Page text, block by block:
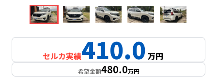
1/18
セルカ実績410.0万円
希望金額480.0万円